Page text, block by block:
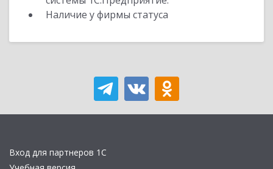
Наличие у фирмы статуса
Вход для партнеров 1С